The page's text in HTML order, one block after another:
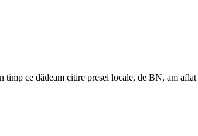
ce dădeam citire presei locale, de BN, am